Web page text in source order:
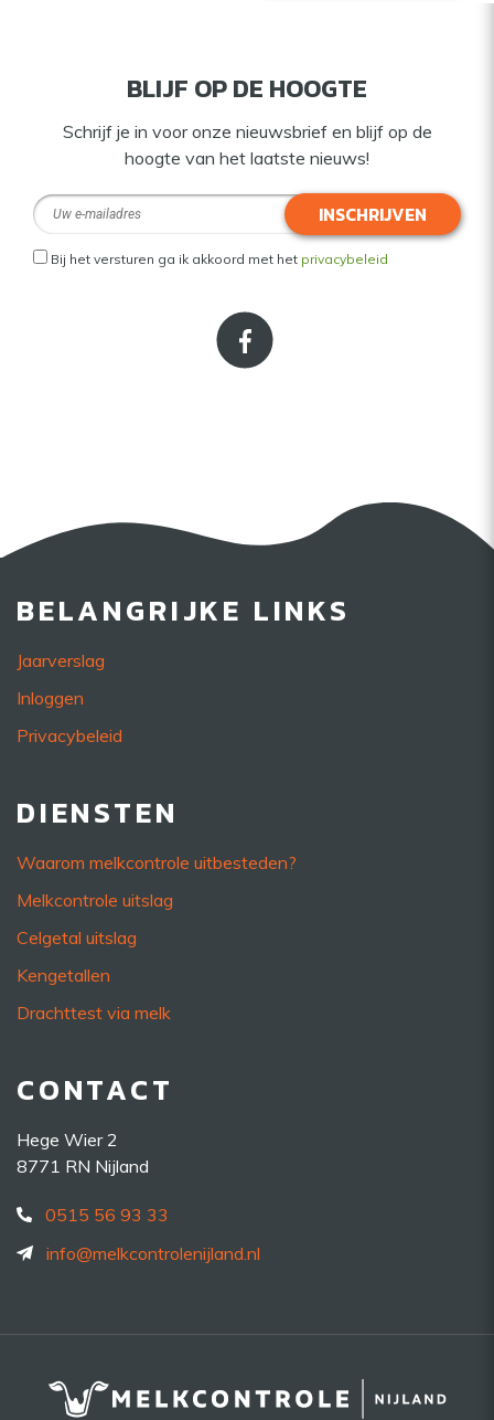
BLIJF OP DE HOOGTE
Schrijf je in voor onze nieuwsbrief en blijf op de
hoogte van het laatste nieuws!
INSCHRIJVEN
Bij het versturen ga ik akkoord met het privacybeleid
BELANGRIJKE LINKS
Jaarverslag
Inloggen
Privacybeleid
DIENSTEN
Waarom melkcontrole uitbesteden?
Melkcontrole uitslag
Celgetal uitslag
Kengetallen
Drachttest via melk
CONTACT
Hege Wier 2
8771 RN Nijland
0515 56 93 33
info@melkcontrolenijland.nl